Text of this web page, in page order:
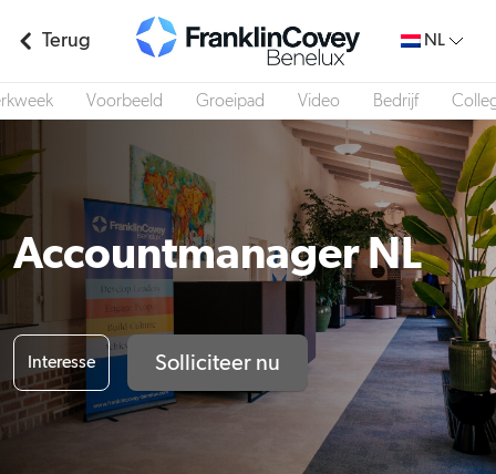
Terug NL
Voorbeeld Groeipad Video Bedrijf
Accountmanager NL
Interesse Solliciteer nu